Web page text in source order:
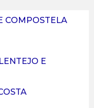
COMPOSTELA
E